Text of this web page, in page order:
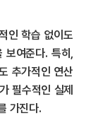
인 학습 없이도
보여준다. 특히,
추가적인 연산
필수적인 실제
가진다.